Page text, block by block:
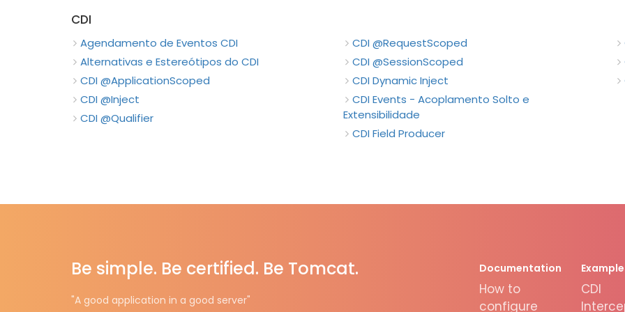
CDI
Agendamento de Eventos CDI
Alternativas e Estereótipos do CDI
CDI @ApplicationScoped
CDI @Inject
CDI @Qualifier
CDI @RequestScoped
CDI @SessionScoped
CDI Dynamic Inject
CDI Events - Acoplamento Solto e
Extensibilidade
CDI Field Producer
Be simple. Be certified. Be Tomcat.
"A good application in a good server"
Documentation
How to
configure
CDI